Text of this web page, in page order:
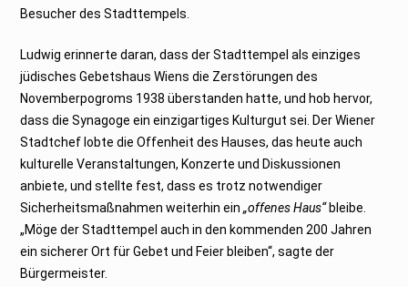
Besucher des Stadttempels.
Ludwig erinnerte daran, dass der Stadttempel als einziges
jüdisches Gebetshaus Wiens die Zerstörungen des
Novemberpogroms 1938 überstanden hatte, und hob hervor,
dass die Synagoge ein einzigartiges Kulturgut sei. Der Wiener
Stadtchef lobte die Offenheit des Hauses, das heute auch
kulturelle Veranstaltungen, Konzerte und Diskussionen
anbiete, und stellte fest, dass es trotz notwendiger
Sicherheitsmaßnahmen weiterhin ein„offenes Haus“bleibe.
„Möge der Stadttempel auch in den kommenden 200 Jahren
ein sicherer Ort für Gebet und Feier bleiben“, sagte der
Bürgermeister.